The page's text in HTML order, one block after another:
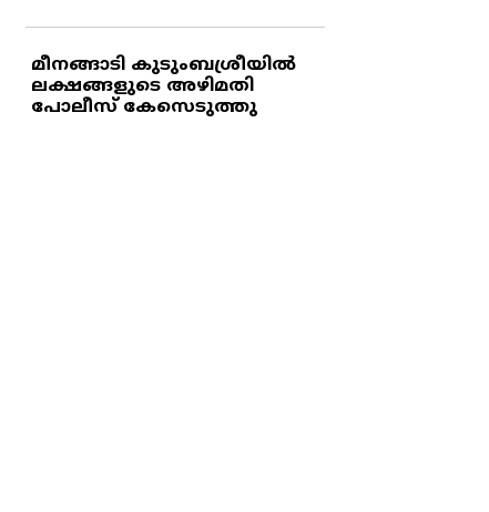
മീനങ്ങാടി കുടുംബശ്രീയില്‍
ലക്ഷങ്ങളുടെ അഴിമതി
പോലീസ് കേസെടുത്തു